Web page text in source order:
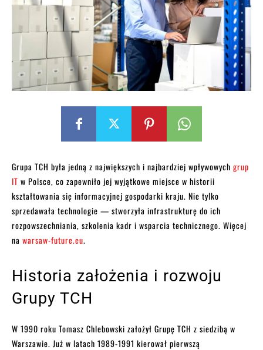
Grupa TCH była jedną z największych i najbardziej wpływowych grup
IT w Polsce, co zapewniło jej wyjątkowe miejsce w historii
kształtowania się informacyjnej gospodarki kraju. Nie tylko
sprzedawała technologie — stworzyła infrastrukturę do ich
rozpowszechniania, szkolenia kadr i wsparcia technicznego. Więcej
na warsaw-future.eu.
Historia założenia i rozwoju
Grupy TCH
W 1990 roku Tomasz Chlebowski założył Grupę TCH z siedzibą w
Warszawie. Już w latach 1989-1991 kierował pierwszą